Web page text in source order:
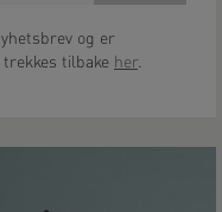
og er
tilbake her.